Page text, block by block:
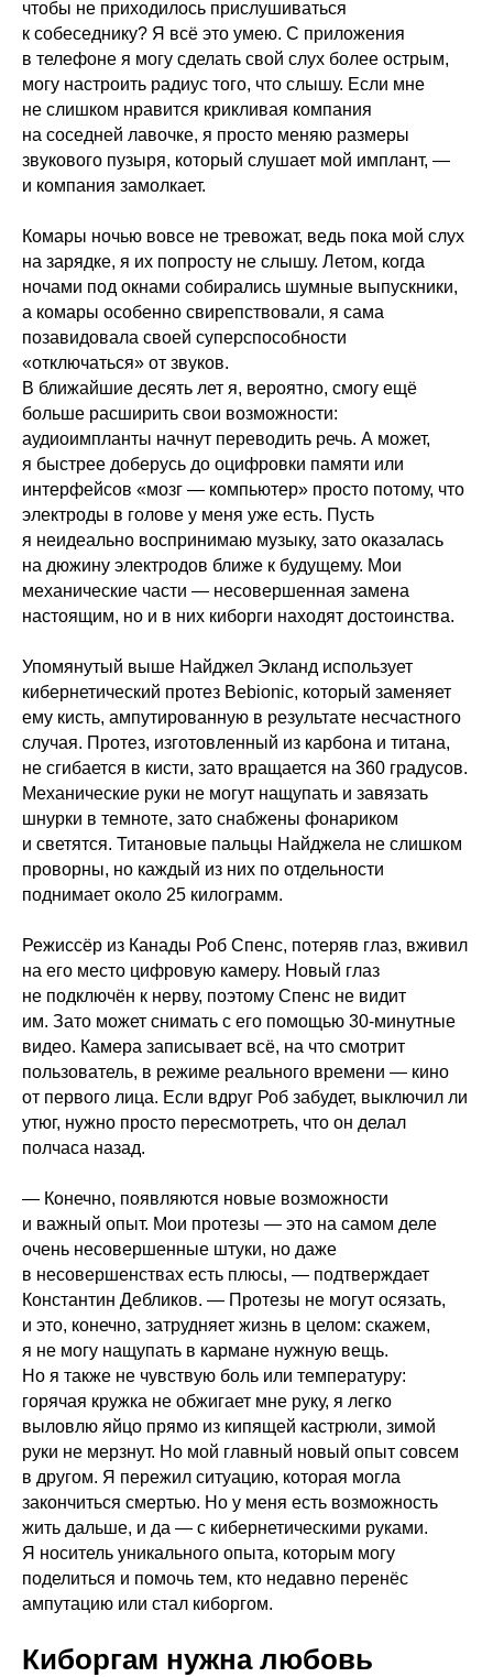
чтобы не приходилось прислушиваться
к собеседнику? Я всё это умею. С приложения
в телефоне я могу сделать свой слух более острым,
могу настроить радиус того, что слышу. Если мне
не слишком нравится крикливая компания
на соседней лавочке, я просто меняю размеры
звукового пузыря, который слушает мой имплант, —
и компания замолкает.
Комары ночью вовсе не тревожат, ведь пока мой слух
на зарядке, я их попросту не слышу. Летом, когда
ночами под окнами собирались шумные выпускники,
а комары особенно свирепствовали, я сама
позавидовала своей суперспособности
«отключаться» от звуков.
В ближайшие десять лет я, вероятно, смогу ещё
больше расширить свои возможности:
аудиоимпланты начнут переводить речь. А может,
я быстрее доберусь до оцифровки памяти или
интерфейсов «мозг — компьютер» просто потому, что
электроды в голове у меня уже есть. Пусть
я неидеально воспринимаю музыку, зато оказалась
на дюжину электродов ближе к будущему. Мои
механические части — несовершенная замена
настоящим, но и в них киборги находят достоинства.
Упомянутый выше Найджел Экланд использует
кибернетический протез Bebionic, который заменяет
ему кисть, ампутированную в результате несчастного
случая. Протез, изготовленный из карбона и титана,
не сгибается в кисти, зато вращается на 360 градусов.
Механические руки не могут нащупать и завязать
шнурки в темноте, зато снабжены фонариком
и светятся. Титановые пальцы Найджела не слишком
проворны, но каждый из них по отдельности
поднимает около 25 килограмм.
Режиссёр из Канады Роб Спенс, потеряв глаз, вживил
на его место цифровую камеру. Новый глаз
не подключён к нерву, поэтому Спенс не видит
им. Зато может снимать с его помощью 30-минутные
видео. Камера записывает всё, на что смотрит
пользователь, в режиме реального времени — кино
от первого лица. Если вдруг Роб забудет, выключил ли
утюг, нужно просто пересмотреть, что он делал
полчаса назад.
— Конечно, появляются новые возможности
и важный опыт. Мои протезы — это на самом деле
очень несовершенные штуки, но даже
в несовершенствах есть плюсы, — подтверждает
Константин Дебликов. — Протезы не могут осязать,
и это, конечно, затрудняет жизнь в целом: скажем,
я не могу нащупать в кармане нужную вещь.
Но я также не чувствую боль или температуру:
горячая кружка не обжигает мне руку, я легко
выловлю яйцо прямо из кипящей кастрюли, зимой
руки не мерзнут. Но мой главный новый опыт совсем
в другом. Я пережил ситуацию, которая могла
закончиться смертью. Но у меня есть возможность
жить дальше, и да — с кибернетическими руками.
Я носитель уникального опыта, которым могу
поделиться и помочь тем, кто недавно перенёс
ампутацию или стал киборгом.
Киборгам нужна любовь